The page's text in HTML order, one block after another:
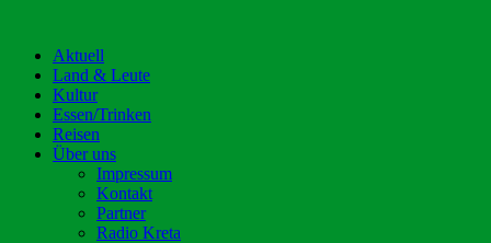
Aktuell
Land & Leute
Kultur
Essen/Trinken
Reisen
Über uns
Impressum
Kontakt
Partner
Radio Kreta